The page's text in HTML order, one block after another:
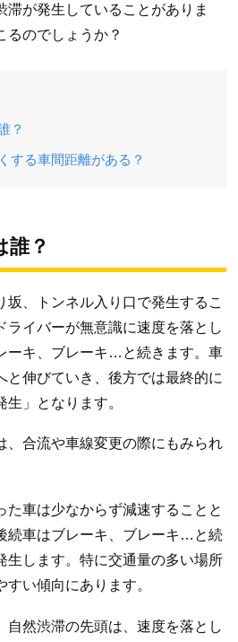
滞が発生していることがありま
るのでしょうか？
？
する車間距離がある？
誰？
坂、トンネル入り口で発生するこ
ライバーが無意識に速度を落とし
ーキ、ブレーキ…と続きます。車
と伸びていき、後方では最終的に
」となります。
、合流や車線変更の際にもみられ
た車は少なからず減速することと
続車はブレーキ、ブレーキ…と続
生します。特に交通量の多い場所
い傾向にあります。
自然渋滞の先頭は、速度を落とし